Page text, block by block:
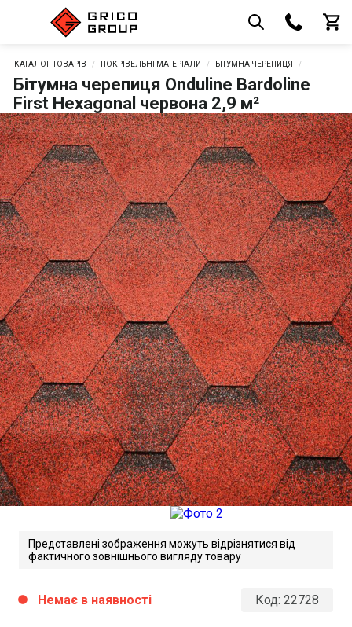
КАТАЛОГ ТОВАРІВ ПОКРІВЕЛЬНІ МАТЕРІАЛИ БІТУМНА ЧЕРЕПИЦЯ
Бітумна черепиця Onduline Bardoline
First Hexagonal червона 2,9 м²
Представлені зображення можуть відрізнятися від
фактичного зовнішнього вигляду товару
Код: 22728
circle Немає в наявності